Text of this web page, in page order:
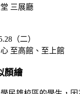
三展廳
（二）
至高館、至上館
顏繪